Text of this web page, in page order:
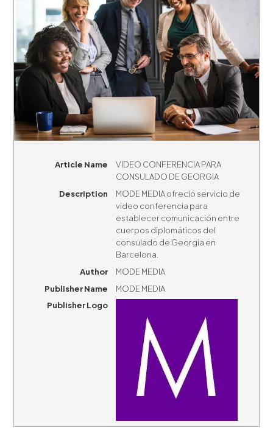
Article Name
VIDEO CONFERENCIA PARA
CONSULADO DE GEORGIA
Description
MODE MEDIA ofreció servicio de
video conferencia para
establecer comunicación entre
cuerpos diplomáticos del
consulado de Georgia en
Barcelona.
Author
MODE MEDIA
Publisher Name
MODE MEDIA
Publisher Logo